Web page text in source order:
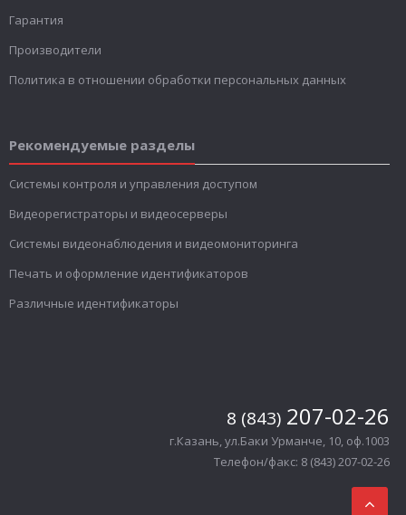
Гарантия
Производители
Политика в отношении обработки персональных данных
Рекомендуемые разделы
Системы контроля и управления доступом
Видеорегистраторы и видеосерверы
Системы видеонаблюдения и видеомониторинга
Печать и оформление идентификаторов
Различные идентификаторы
8 (843) 207-02-26
г.Казань, ул.Баки Урманче, 10, оф.1003
Телефон/факс: 8 (843) 207-02-26